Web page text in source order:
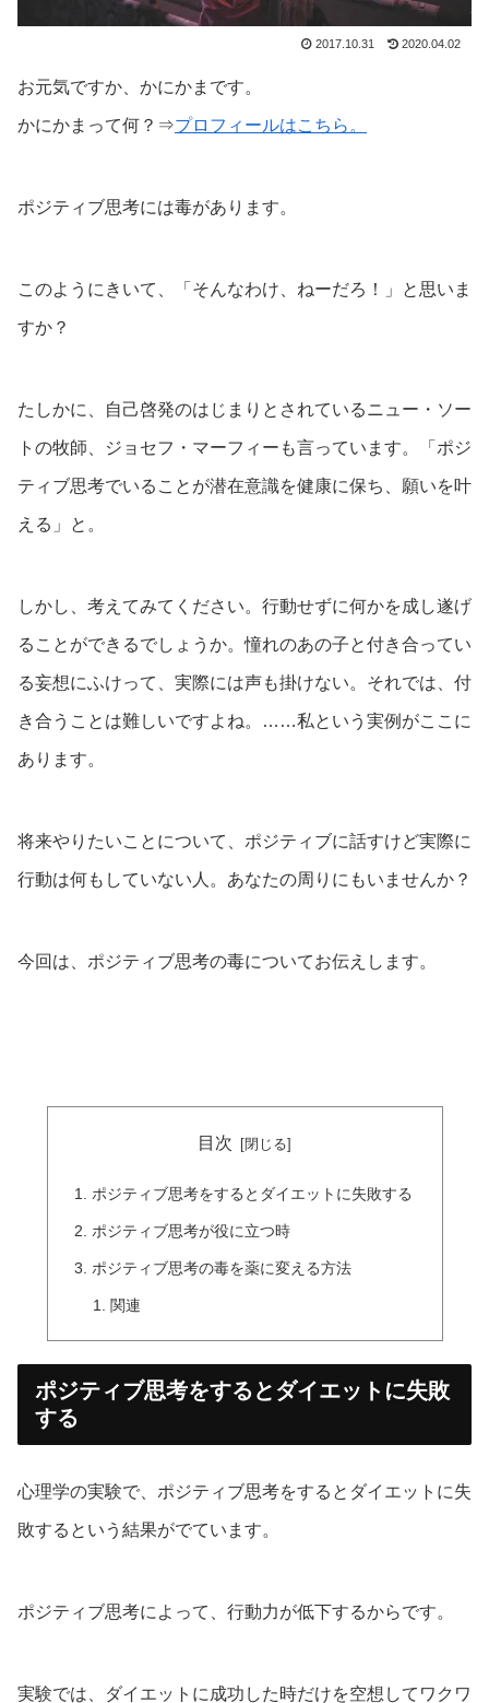
2017.10.31 2020.04.02
お元気ですか、かにかまです。
かにかまって何？⇒プロフィールはこちら。
ポジティブ思考には毒があります。
このようにきいて、「そんなわけ、ねーだろ！」と思いま
すか？
たしかに、自己啓発のはじまりとされているニュー・ソー
トの牧師、ジョセフ・マーフィーも言っています。「ポジ
ティブ思考でいることが潜在意識を健康に保ち、願いを叶
える」と。
しかし、考えてみてください。行動せずに何かを成し遂げ
ることができるでしょうか。憧れのあの子と付き合ってい
る妄想にふけって、実際には声も掛けない。それでは、付
き合うことは難しいですよね。……私という実例がここに
あります。
将来やりたいことについて、ポジティブに話すけど実際に
行動は何もしていない人。あなたの周りにもいませんか？
今回は、ポジティブ思考の毒についてお伝えします。
目次
ポジティブ思考をするとダイエットに失敗する
ポジティブ思考が役に立つ時
ポジティブ思考の毒を薬に変える方法
関連
ポジティブ思考をするとダイエットに失敗
する
心理学の実験で、ポジティブ思考をするとダイエットに失
敗するという結果がでています。
ポジティブ思考によって、行動力が低下するからです。
実験では、ダイエットに成功した時だけを空想してワクワ